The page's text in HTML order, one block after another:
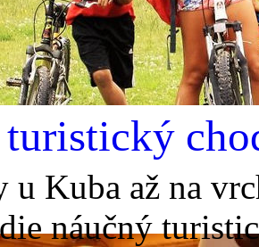
Kuba až na
náučný